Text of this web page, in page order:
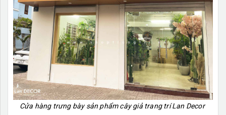
Cửa hàng trưng bày sản phẩm cây giả trang trí Lan Decor